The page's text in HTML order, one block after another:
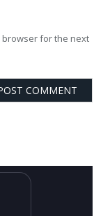
browser for the next